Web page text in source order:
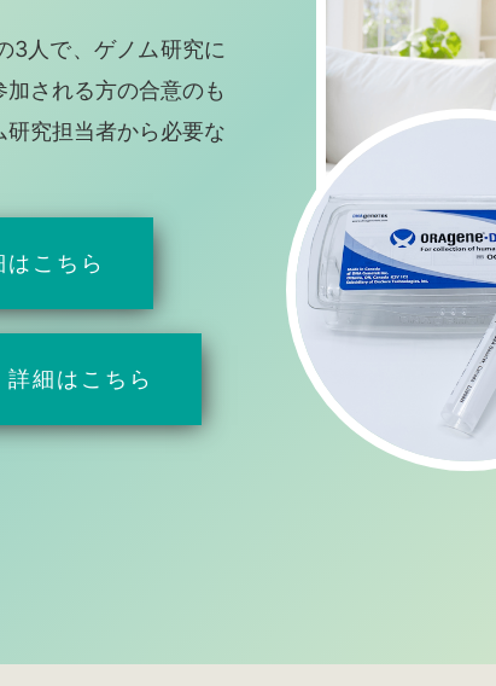
3人で、ゲノム研究に
される方の合意のも
究担当者から必要な
こちら
細はこちら